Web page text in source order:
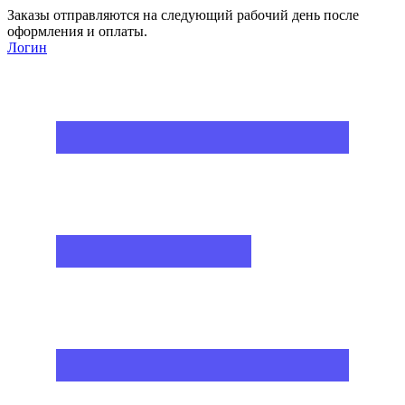
Заказы отправляются на следующий рабочий день после
оформления и оплаты.
Логин